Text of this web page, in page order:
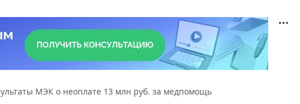
МЭК о неоплате 13 млн руб. за медпомощь